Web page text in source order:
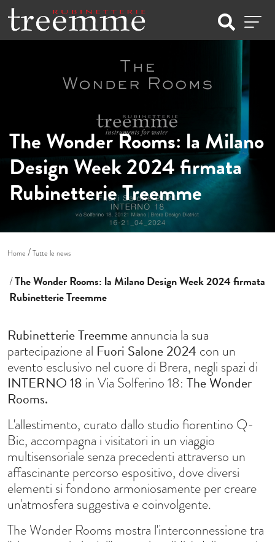
The Wonder Rooms: la Milano
Design Week 2024 firmata
Rubinetterie Treemme
Home Tutte le news
The Wonder Rooms: la Milano Design Week 2024 firmata
Rubinetterie Treemme
Rubinetterie Treemmeannuncia la sua
partecipazione al Fuori Salone 2024 con un
evento esclusivo nel cuore di Brera, negli spazi di
INTERNO 18 in Via Solferino 18: The Wonder
Rooms.
L'allestimento, curato dallo studio fiorentino Q-
Bic, accompagna i visitatori in un viaggio
multisensoriale senza precedenti attraverso un
affascinante percorso espositivo, dove diversi
elementi si fondono armoniosamente per creare
un'atmosfera suggestiva e coinvolgente.
The Wonder Rooms mostra l'interconnessione tra